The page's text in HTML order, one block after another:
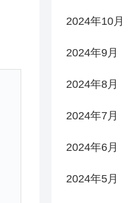
2024年10月
2024年9月
2024年8月
2024年7月
2024年6月
2024年5月